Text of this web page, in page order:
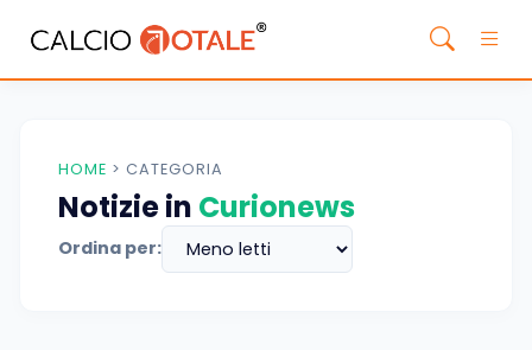
HOME > CATEGORIA
Notizie in Curionews
Ordina per: